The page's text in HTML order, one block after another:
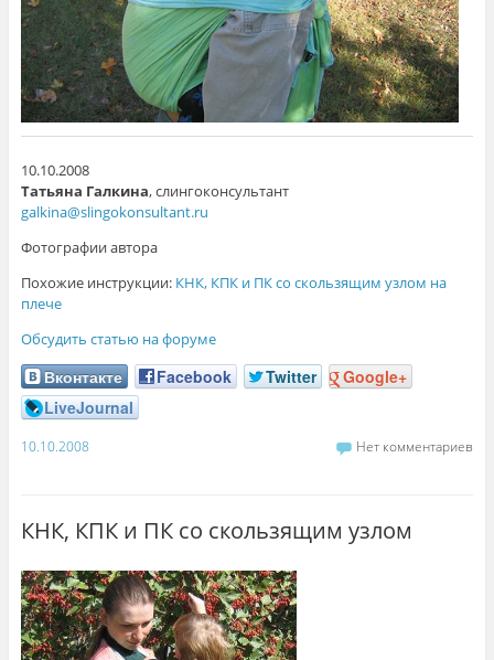
10.10.2008
Татьяна Галкина, слингоконсультант
galkina@slingokonsultant.ru
Фотографии автора
Похожие инструкции: КНК, КПК и ПК со скользящим узлом на
плече
Обсудить статью на форуме
Вконтакте Facebook Twitter
Google+
LiveJournal
10.10.2008 Нет комментариев
КНК, КПК и ПК со скользящим узлом